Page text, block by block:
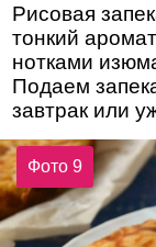
Рисовая
тонкий
нотками
Подаем
завтрак или
Фото 9